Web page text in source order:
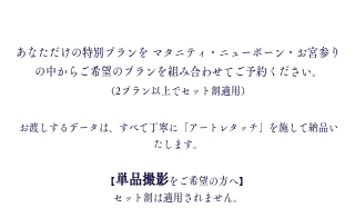
あなただけの特別プランを マタニティ・ ニューボーン・お宮参り
の中から ご希望のプランを組み合わせて ご予約ください。
（2プラン以上でセット割適用）
お渡しするデータは、すべて丁寧に「アートレタッチ」を施して納品い
たします。
【単品撮影をご希望の方へ】
セット割は適用されません。